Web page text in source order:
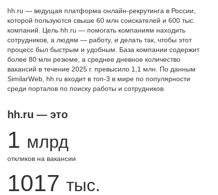
hh.ru — ведущая платформа онлайн-рекрутинга в России,
которой пользуются свыше 60 млн соискателей и 600 тыс.
компаний. Цель hh.ru — помогать компаниям находить
сотрудников, а людям — работу, и делать так, чтобы этот
процесс был быстрым и удобным. База компании содержит
более 80 млн резюме, а среднее дневное количество
вакансий в течение 2025 г. превысило 1,1 млн. По данным
SimilarWeb, hh.ru входит в топ-3 в мире по популярности
среди порталов по поиску работы и сотрудников.
hh.ru — это
1 млрд
откликов на вакансии
1017 тыс.